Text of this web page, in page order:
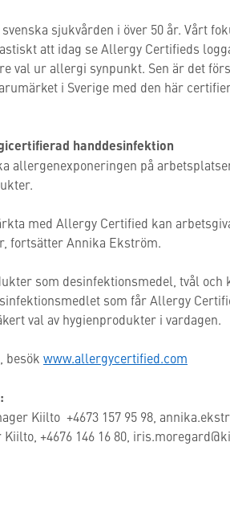
sjukvården i över 50 år. Vårt
att idag se Allergy Certifieds
val ur allergi synpunkt. Sen är det
i Sverige med den här
handdesinfektion
allergenexponeringen på
med Allergy Certified kan
fortsätter Annika Ekström.
som desinfektionsmedel, tvål
som får Allergy
val av hygienprodukter i vardagen.
besök www.allergycertified.com
Kiilto +4673 157 95 98,
+4676 146 16 80,